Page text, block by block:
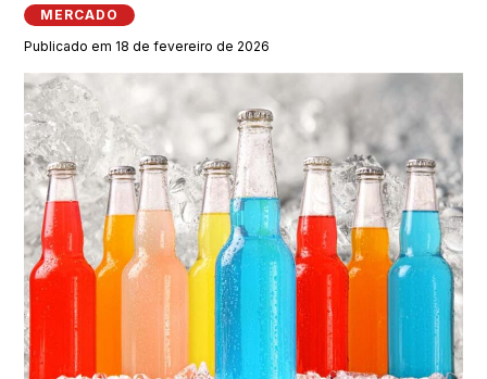
MERCADO
Publicado em 18 de fevereiro de 2026